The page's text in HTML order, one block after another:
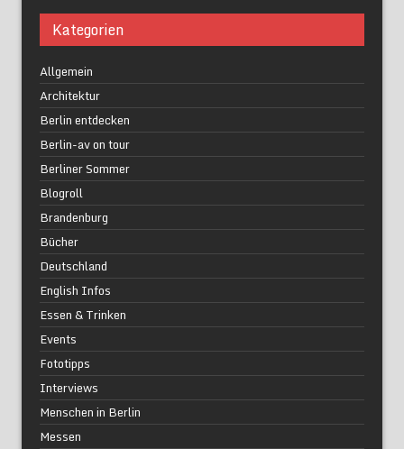
Kategorien
Allgemein
Architektur
Berlin entdecken
Berlin-av on tour
Berliner Sommer
Blogroll
Brandenburg
Bücher
Deutschland
English Infos
Essen & Trinken
Events
Fototipps
Interviews
Menschen in Berlin
Messen